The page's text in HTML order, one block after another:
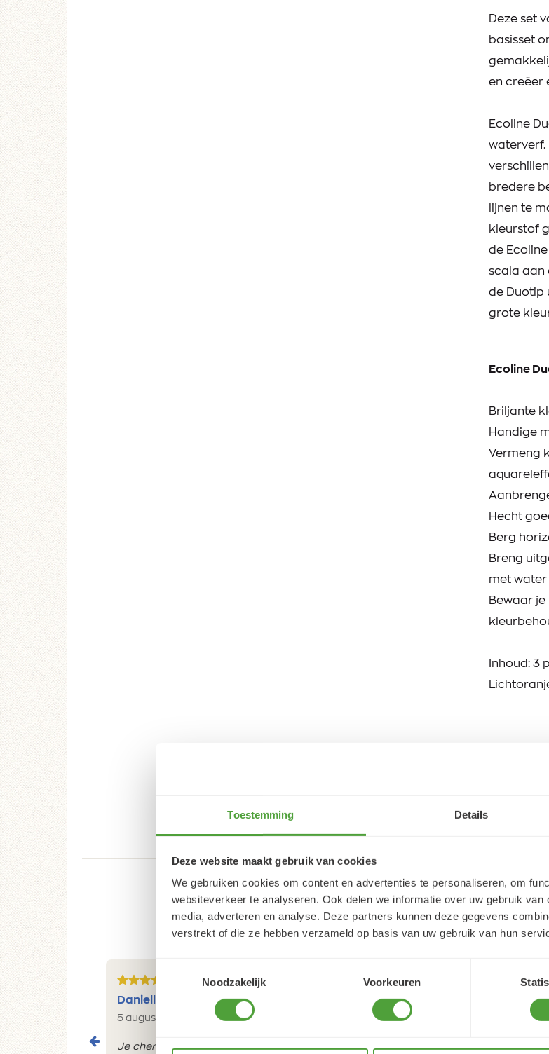
Toestemming Details
Deze website maakt gebruik van cookies
We gebruiken cookies om content en advertenties te personaliseren, om
websiteverkeer te analyseren. Ook delen we informatie over uw gebruik
media, adverteren en analyse. Deze partners kunnen deze gegevens
verstrekt of die ze hebben verzameld op basis van uw gebruik van hun
Noodzakelijk
Voorkeuren
Deze set
basisset
en creëer
Ecoline
waterverf.
bredere
lijnen te
kleurstof
de
scala aan
de Duotip
grote
Ecoline
Briljante
Handige
Vermeng
Hecht
Berg
Breng
met water
Bewaar
Inhoud: 3
Klantbeoordelingen
9.5/10 (1365
Danielle ROCH
5 augustus 2026
Je cherche un magasin pour mes peintureet j'ai trouvé très
Lidwien
4 augustus
Snelle